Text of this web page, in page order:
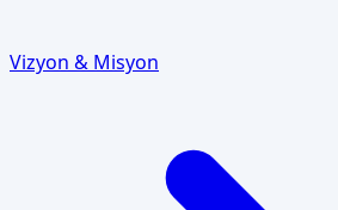
Vizyon & Misyon